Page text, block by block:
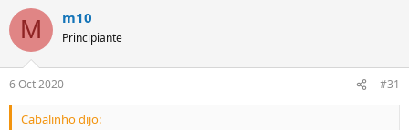
M m10
Principiante
6 Oct 2020 #31
Cabalinho dijo: